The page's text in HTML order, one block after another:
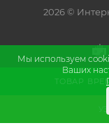
ТОВАР
2026 ©
Мы используем
Ваших